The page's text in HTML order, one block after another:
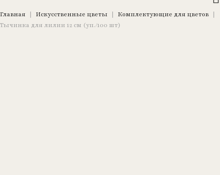
Главная | Искусственные цветы | Комплектующие для цветов
|
Тычинка для лилии 12 см (уп./100 шт)